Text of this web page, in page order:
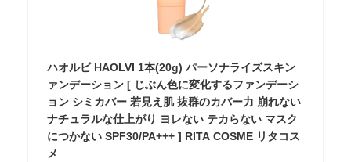
ハオルビ HAOLVI 1本(20g) パーソナライズスキン
ァンデーション [ じぶん色に変化するファンデーシ
ョン シミカバー 若見え肌 抜群のカバー力 崩れない
ナチュラルな仕上がり ヨレない テカらない マスク
につかない SPF30/PA+++ ] RITA COSME リタコス
メ